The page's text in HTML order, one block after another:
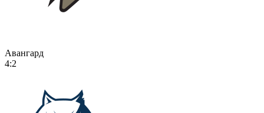
Авангард
4:2